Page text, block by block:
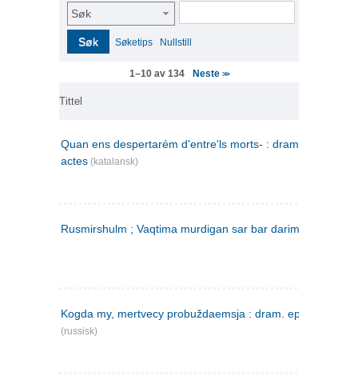
Søk
Søk Søketips Nullstill
1–10 av 134 Neste >>
Tittel
Quan ens despertarém d'entre'ls morts- : drama en tres
actes (katalansk)
Rusmirshulm ; Vaqtima murdigan sar bar darim
Kogda my, mertvecy probuždaemsja : dram. epilog v 3 d
(russisk)